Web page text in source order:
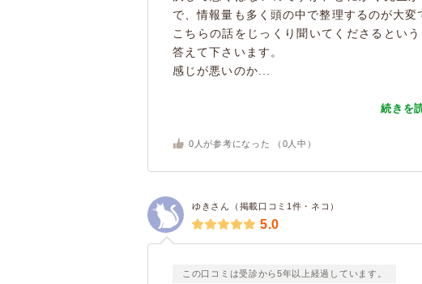
で、情報量も多く頭の中で整理するのが大変
こちらの話をじっくり聞いてくださるとい
答えて下さいます。
感じが悪いのか...
続きを
0 人が参考になった （ 0 人中）
ゆきさん（掲載口コミ1件・ネコ）
5.0
この口コミは受診から5年以上経過しています。